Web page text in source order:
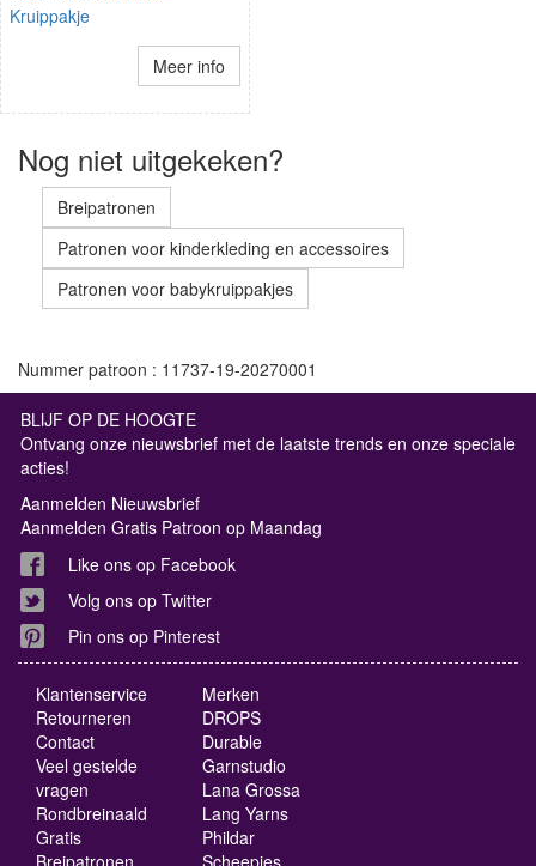
Kruippakje
Meer info
Nog niet uitgekeken?
Breipatronen
Patronen voor kinderkleding en accessoires
Patronen voor babykruippakjes
Nummer patroon : 11737-19-20270001
BLIJF OP DE HOOGTE
Ontvang onze nieuwsbrief met de laatste trends en onze speciale
acties!
Aanmelden Nieuwsbrief
Aanmelden Gratis Patroon op Maandag
Like ons op Facebook
Volg ons op Twitter
Pin ons op Pinterest
Klantenservice
Retourneren
Contact
Veel gestelde
vragen
Rondbreinaald
Gratis
Breipatronen
Merken
DROPS
Durable
Garnstudio
Lana Grossa
Lang Yarns
Phildar
Scheepjes